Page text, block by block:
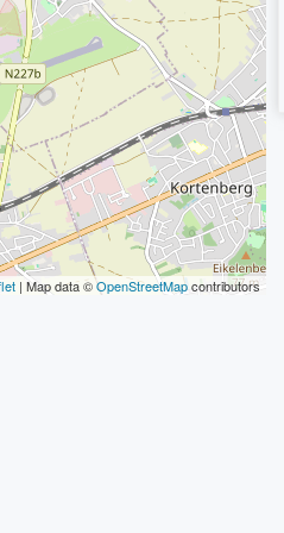
| Map data ©OpenStreetMapcontributors